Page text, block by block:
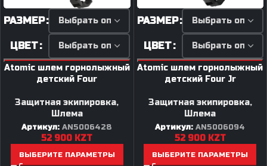
РАЗМЕР
ЦВЕТ
Atomic шлем горнолыжный
детский Four
Защитная экипировка,
Шлема
Артикул:AN5006428
52 900 KZT
ВЫБЕРИТЕ ПАРАМЕТРЫ
РАЗМЕР
ЦВЕТ
Atomic шлем горнолыжный
детский Four Jr
Защитная экипировка,
Шлема
Артикул:AN5006094
52 900 KZT
ВЫБЕРИТЕ ПАРАМЕТРЫ